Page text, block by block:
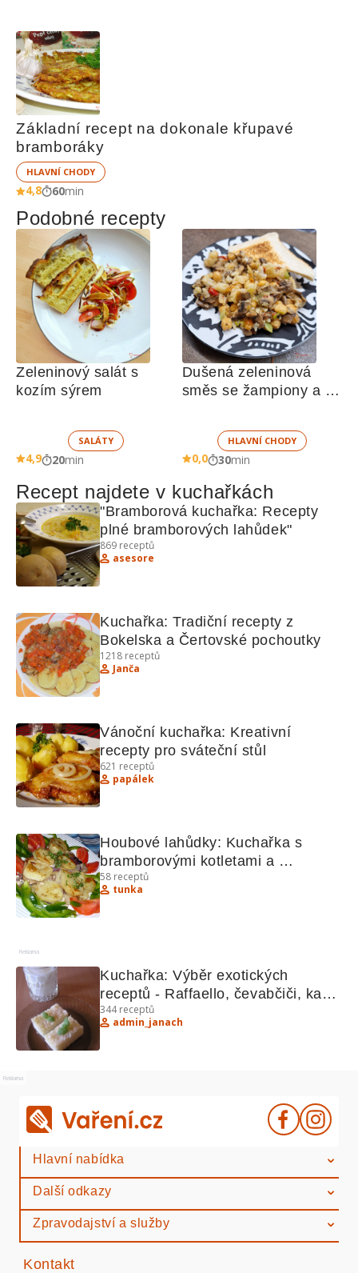
Základní recept na dokonale křupavé
bramboráky
HLAVNÍ CHODY
4,8 60min
Podobné recepty
Zeleninový salát s
kozím sýrem
SALÁTY
4,9 20min
Dušená zeleninová
směs se žampiony a
HLAVNÍ CHODY
0,0 30min
Recept najdete v kuchařkách
"Bramborová kuchařka: Recepty
plné bramborových lahůdek"
869 receptů
asesore
Kuchařka: Tradiční recepty z
Bokelska a Čertovské pochoutky
1218 receptů
Janča
Vánoční kuchařka: Kreativní
recepty pro sváteční stůl
621 receptů
papálek
Houbové lahůdky: Kuchařka s
bramborovými kotletami a
špenátovými špagety
58 receptů
tunka
Reklama
Kuchařka: Výběr exotických
receptů - Raffaello, čevabčiči, kapr,
cikánské řezy, vepřové nakyselo
344receptů
admin_janach
Reklama
Hlavní nabídka
Další odkazy
Zpravodajství a služby
Kontakt